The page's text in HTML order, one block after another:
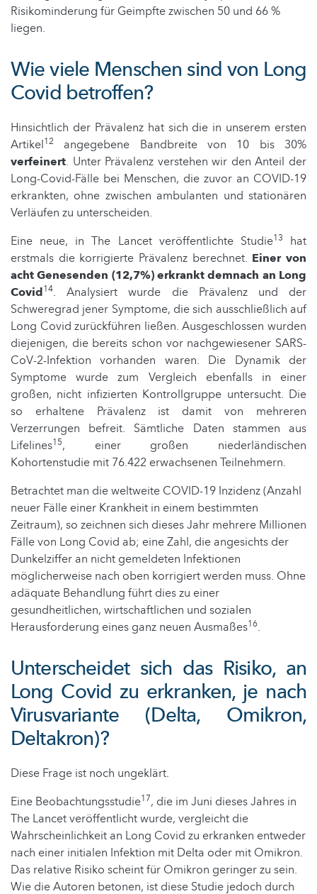
Risikominderung für Geimpfte zwischen 50 und 66 %
liegen.
Wie viele Menschen sind von Long
Covid betroffen?
Hinsichtlich der Prävalenz hat sich die in unserem ersten
Artikel12
angegebene Bandbreite von 10 bis 30%
verfeinert. Unter Prävalenz verstehen wir den Anteil der
Long-Covid-Fälle bei Menschen, die zuvor an COVID-19
erkrankten, ohne zwischen ambulanten und stationären
Verläufen zu unterscheiden.
Eine neue, in The Lancet veröffentlichte Studie13
hat
erstmals die korrigierte Prävalenz berechnet. Einer von
acht Genesenden (12,7%) erkrankt demnach an Long
Covid14. Analysiert wurde die Prävalenz und der
Schweregrad jener Symptome, die sich ausschließlich auf
Long Covid zurückführen ließen. Ausgeschlossen wurden
diejenigen, die bereits schon vor nachgewiesener SARS-
CoV-2-Infektion vorhanden waren. Die Dynamik der
Symptome wurde zum Vergleich ebenfalls in einer
großen, nicht infizierten Kontrollgruppe untersucht. Die
so erhaltene Prävalenz ist damit von mehreren
Verzerrungen befreit. Sämtliche Daten stammen aus
Lifelines15, einer großen niederländischen
Kohortenstudie mit 76.422 erwachsenen Teilnehmern.
Betrachtet man die weltweite COVID-19 Inzidenz (Anzahl
neuer Fälle einer Krankheit in einem bestimmten
Zeitraum), so zeichnen sich dieses Jahr mehrere Millionen
Fälle von Long Covid ab; eine Zahl, die angesichts der
Dunkelziffer an nicht gemeldeten Infektionen
möglicherweise nach oben korrigiert werden muss. Ohne
adäquate Behandlung führt dies zu einer
gesundheitlichen, wirtschaftlichen und sozialen
Herausforderung eines ganz neuen Ausmaßes16.
Unterscheidet sich das Risiko, an
Long Covid zu erkranken, je nach
Virusvariante (Delta, Omikron,
Deltakron)?
Diese Frage ist noch ungeklärt.
Eine Beobachtungsstudie17, die im Juni dieses Jahres in
The Lancet veröffentlicht wurde, vergleicht die
Wahrscheinlichkeit an Long Covid zu erkranken entweder
nach einer initialen Infektion mit Delta oder mit Omikron.
Das relative Risiko scheint für Omikron geringer zu sein.
Wie die Autoren betonen, ist diese Studie jedoch durch